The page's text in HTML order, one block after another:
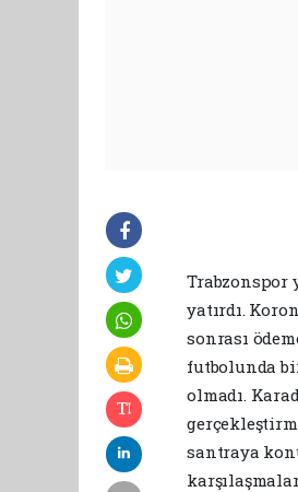
Trabzonspor
yatırdı.
sonrası
futbolunda
olmadı.
santraya